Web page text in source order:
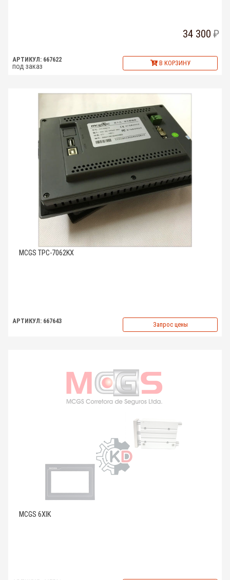
34 300
АРТИКУЛ: 667622
под заказ В КОРЗИНУ
MCGS TPC-7062KX
АРТИКУЛ: 667643 Запрос цены
MCGS 6XIK